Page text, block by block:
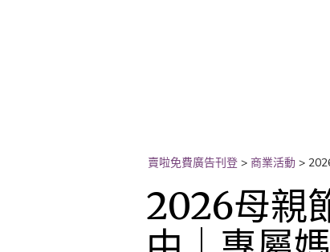
賣啦免費廣告刊登 > 商業活動 >
2026母親